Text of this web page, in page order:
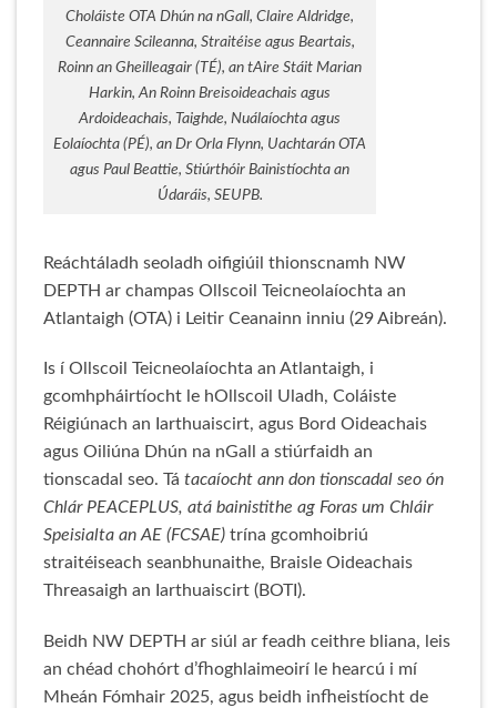
Choláiste OTA Dhún na nGall, Claire Aldridge,
Ceannaire Scileanna, Straitéise agus Beartais,
Roinn an Gheilleagair (TÉ), an tAire Stáit Marian
Harkin, An Roinn Breisoideachais agus
Ardoideachais, Taighde, Nuálaíochta agus
Eolaíochta (PÉ), an Dr Orla Flynn, Uachtarán OTA
agus Paul Beattie, Stiúrthóir Bainistíochta an
Údaráis, SEUPB.
Reáchtáladh seoladh oifigiúil thionscnamh NW
DEPTH ar champas Ollscoil Teicneolaíochta an
Atlantaigh (OTA) i Leitir Ceanainn inniu (29 Aibreán).
Is í Ollscoil Teicneolaíochta an Atlantaigh, i
gcomhpháirtíocht le hOllscoil Uladh, Coláiste
Réigiúnach an Iarthuaiscirt, agus Bord Oideachais
agus Oiliúna Dhún na nGall a stiúrfaidh an
tionscadal seo. Tá tacaíocht ann don tionscadal seo ón
Chlár PEACEPLUS, atá bainistithe ag Foras um Chláir
Speisialta an AE (FCSAE) trína gcomhoibriú
straitéiseach seanbhunaithe, Braisle Oideachais
Threasaigh an Iarthuaiscirt (BOTI).
Beidh NW DEPTH ar siúl ar feadh ceithre bliana, leis
an chéad chohórt d’fhoghlaimeoirí le hearcú i mí
Mheán Fómhair 2025, agus beidh infheistíocht de